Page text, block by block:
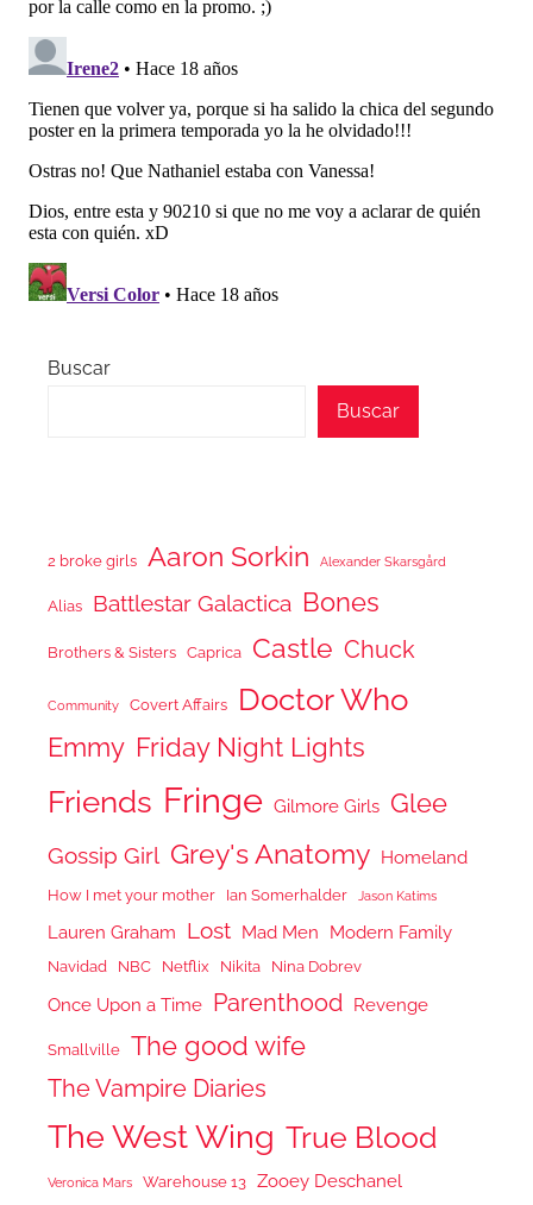
Buscar
Buscar
2 broke girls Aaron Sorkin Alexander Skarsgård
Alias Battlestar Galactica Bones
Brothers & Sisters Caprica Castle Chuck
Community Covert Affairs Doctor Who
Emmy Friday Night Lights
Friends Fringe Gilmore Girls Glee
Gossip Girl Grey's Anatomy Homeland
How I met your mother Ian Somerhalder Jason Katims
Lauren Graham Lost Mad Men Modern Family
Navidad NBC Netflix Nikita Nina Dobrev
Once Upon a Time Parenthood Revenge
Smallville The good wife
The Vampire Diaries
The West Wing True Blood
Veronica Mars Warehouse 13 Zooey Deschanel